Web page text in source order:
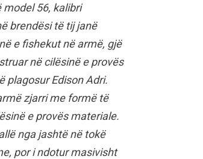
56, kalibri
brendësi të tij janë
e fishekut në armë, gjë
në cilësinë e provës
plagosur Edison Adri.
zjarri me formë të
e provës materiale.
nga jashtë në tokë
por i ndotur masivisht